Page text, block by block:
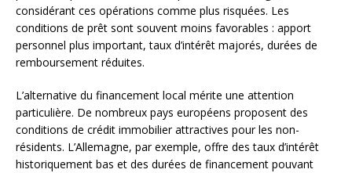
considérant ces opérations comme plus risquées. Les
conditions de prêt sont souvent moins favorables : apport
personnel plus important, taux d’intérêt majorés, durées de
remboursement réduites.
L’alternative du financement local mérite une attention
particulière. De nombreux pays européens proposent des
conditions de crédit immobilier attractives pour les non-
résidents. L’Allemagne, par exemple, offre des taux d’intérêt
historiquement bas et des durées de financement pouvant